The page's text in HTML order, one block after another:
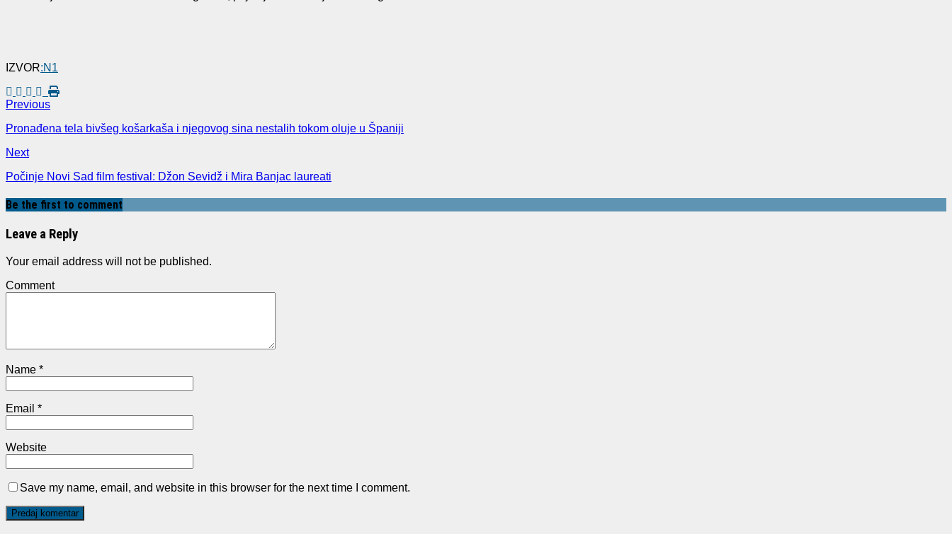
IZVOR:N1
Previous
Pronađena tela bivšeg košarkaša i njegovog sina nestalih tokom oluje u Španiji
Next
Počinje Novi Sad film festival: Džon Sevidž i Mira Banjac laureati
Be the first to comment
Leave a Reply
Your email address will not be published.
Comment
Name *
Email *
Website
Save my name, email, and website in this browser for the next time I comment.